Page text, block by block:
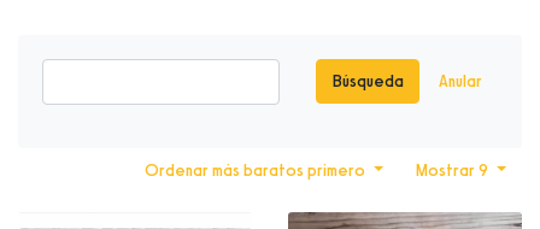
Búsqueda Anular
Mostrar 9
Ordenar más baratos primero